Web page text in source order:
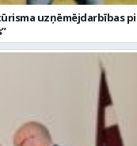
uzņēmējdarbības